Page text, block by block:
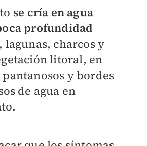
se cría en agua
profundidad
lagunas, charcos y
litoral, en
pantanosos y bordes
de agua en